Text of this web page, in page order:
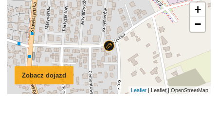
Zobacz dojazd
+
−
Leaflet | Leaflet | OpenStreetMap